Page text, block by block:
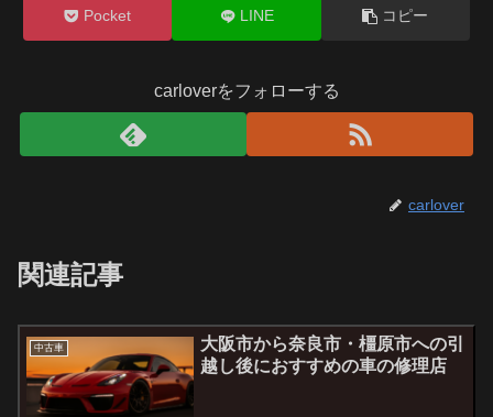
Pocket LINE コピー
carloverをフォローする
carlover
関連記事
中古車
大阪市から奈良市・橿原市への引
越し後におすすめの車の修理店